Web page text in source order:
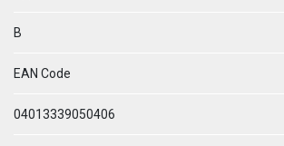
B
EAN Code
04013339050406